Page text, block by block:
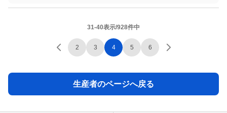
31-40表示/928件中
2 3 4 5 6
生産者のページへ戻る